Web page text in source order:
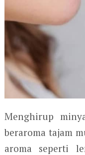
Menghirup
beraroma tajam
aroma seperti